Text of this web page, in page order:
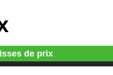
de prix